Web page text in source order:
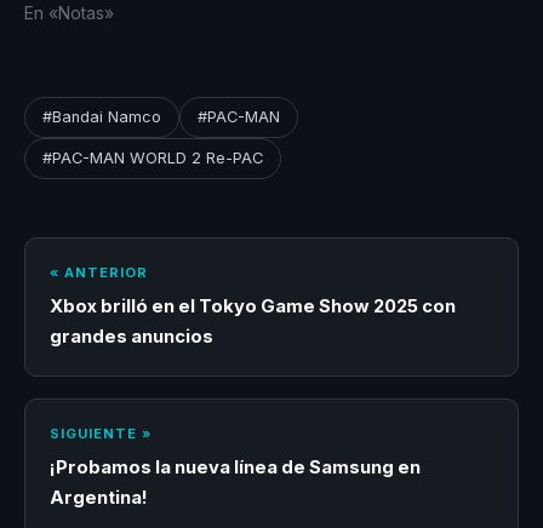
En «Notas»
#Bandai Namco #PAC-MAN
#PAC-MAN WORLD 2 Re-PAC
« ANTERIOR
Xbox brilló en el Tokyo Game Show 2025 con
grandes anuncios
SIGUIENTE »
¡Probamos la nueva línea de Samsung en
Argentina!